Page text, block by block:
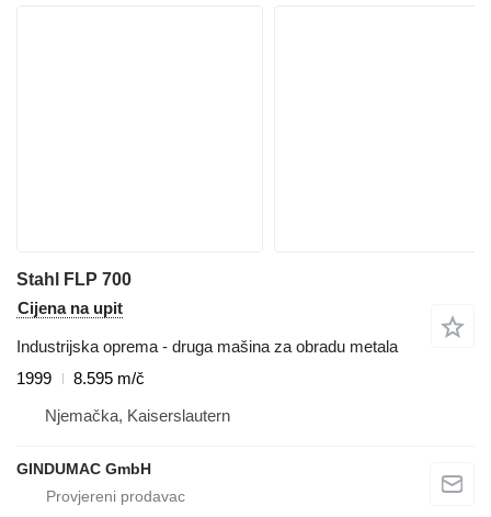
Stahl FLP 700
Cijena na upit
Industrijska oprema - druga mašina za obradu metala
1999
8.595 m/č
Njemačka, Kaiserslautern
GINDUMAC GmbH